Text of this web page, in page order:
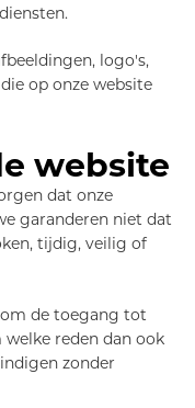
logo's,
op onze website
website
dat onze
garanderen niet dat
tijdig, veilig of
de toegang tot
reden dan ook
zonder